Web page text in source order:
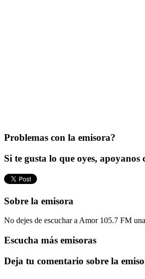
Problemas con la emisora?
Si te gusta lo que oyes, apoyanos
Sobre la emisora
No dejes de escuchar a Amor 105.7 FM
Escucha más emisoras
Deja tu comentario sobre la